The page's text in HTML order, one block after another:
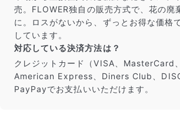
売。FLOWER独自の販売方式で、花の廃
に。ロスがないから、ずっとお得な価格
しています。
対応している決済方法は？
クレジットカード（VISA、MasterCard
American Express、Diners Club、
PayPayでお支払いいただけます。